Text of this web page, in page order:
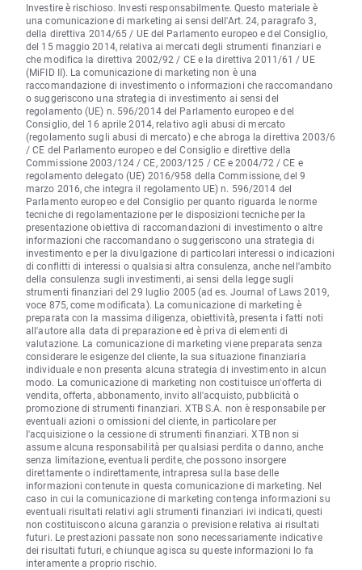
Investire è rischioso. Investi responsabilmente. Questo materiale è
una comunicazione di marketing ai sensi dell'Art. 24, paragrafo 3,
della direttiva 2014/65 / UE del Parlamento europeo e del Consiglio,
del 15 maggio 2014, relativa ai mercati degli strumenti finanziari e
che modifica la direttiva 2002/92 / CE e la direttiva 2011/61 / UE
(MiFID II). La comunicazione di marketing non è una
raccomandazione di investimento o informazioni che raccomandano
o suggeriscono una strategia di investimento ai sensi del
regolamento (UE) n. 596/2014 del Parlamento europeo e del
Consiglio, del 16 aprile 2014, relativo agli abusi di mercato
(regolamento sugli abusi di mercato) e che abroga la direttiva 2003/6
/ CE del Parlamento europeo e del Consiglio e direttive della
Commissione 2003/124 / CE, 2003/125 / CE e 2004/72 / CE e
regolamento delegato (UE) 2016/958 della Commissione, del 9
marzo 2016, che integra il regolamento UE) n. 596/2014 del
Parlamento europeo e del Consiglio per quanto riguarda le norme
tecniche di regolamentazione per le disposizioni tecniche per la
presentazione obiettiva di raccomandazioni di investimento o altre
informazioni che raccomandano o suggeriscono una strategia di
investimento e per la divulgazione di particolari interessi o indicazioni
di conflitti di interessi o qualsiasi altra consulenza, anche nell'ambito
della consulenza sugli investimenti, ai sensi della legge sugli
strumenti finanziari del 29 luglio 2005 (ad es. Journal of Laws 2019,
voce 875, come modificata). La comunicazione di marketing è
preparata con la massima diligenza, obiettività, presenta i fatti noti
all'autore alla data di preparazione ed è priva di elementi di
valutazione. La comunicazione di marketing viene preparata senza
considerare le esigenze del cliente, la sua situazione finanziaria
individuale e non presenta alcuna strategia di investimento in alcun
modo. La comunicazione di marketing non costituisce un'offerta di
vendita, offerta, abbonamento, invito all'acquisto, pubblicità o
promozione di strumenti finanziari. XTB S.A. non è responsabile per
eventuali azioni o omissioni del cliente, in particolare per
l'acquisizione o la cessione di strumenti finanziari. XTB non si
assume alcuna responsabilità per qualsiasi perdita o danno, anche
senza limitazione, eventuali perdite, che possono insorgere
direttamente o indirettamente, intrapresa sulla base delle
informazioni contenute in questa comunicazione di marketing. Nel
caso in cui la comunicazione di marketing contenga informazioni su
eventuali risultati relativi agli strumenti finanziari ivi indicati, questi
non costituiscono alcuna garanzia o previsione relativa ai risultati
futuri. Le prestazioni passate non sono necessariamente indicative
dei risultati futuri, e chiunque agisca su queste informazioni lo fa
interamente a proprio rischio.